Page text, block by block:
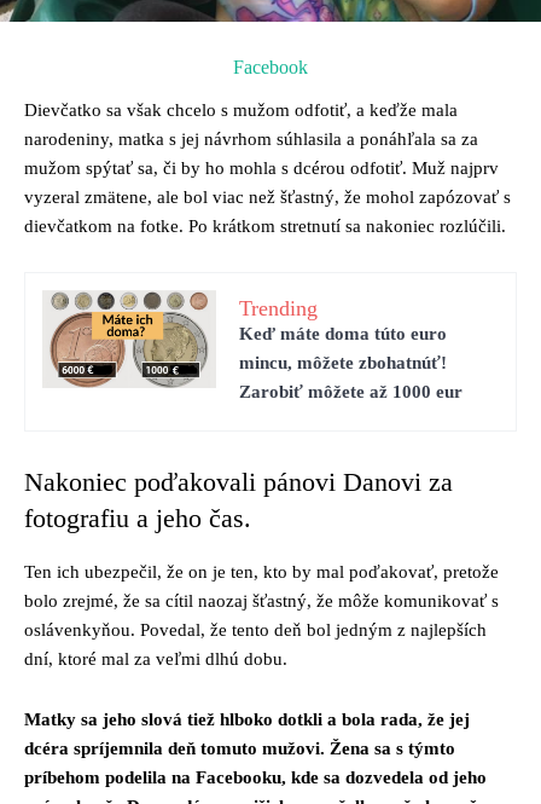
Facebook
Dievčatko sa však chcelo s mužom odfotiť, a keďže mala
narodeniny, matka s jej návrhom súhlasila a ponáhľala sa za
mužom spýtať sa, či by ho mohla s dcérou odfotiť. Muž najprv
vyzeral zmätene, ale bol viac než šťastný, že mohol zapózovať s
dievčatkom na fotke. Po krátkom stretnutí sa nakoniec rozlúčili.
Trending
Keď máte doma túto euro
mincu, môžete zbohatnúť!
Zarobiť môžete až 1000 eur
Nakoniec poďakovali pánovi Danovi za
fotografiu a jeho čas.
Ten ich ubezpečil, že on je ten, kto by mal poďakovať, pretože
bolo zrejmé, že sa cítil naozaj šťastný, že môže komunikovať s
oslávenkyňou. Povedal, že tento deň bol jedným z najlepších
dní, ktoré mal za veľmi dlhú dobu.
Matky sa jeho slová tiež hlboko dotkli a bola rada, že jej
dcéra spríjemnila deň tomuto mužovi. Žena sa s týmto
príbehom podelila na Facebooku, kde sa dozvedela od jeho